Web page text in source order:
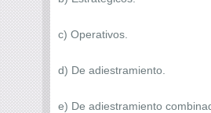
c) Operativos.
d) De adiestramiento.
e) De adiestramiento